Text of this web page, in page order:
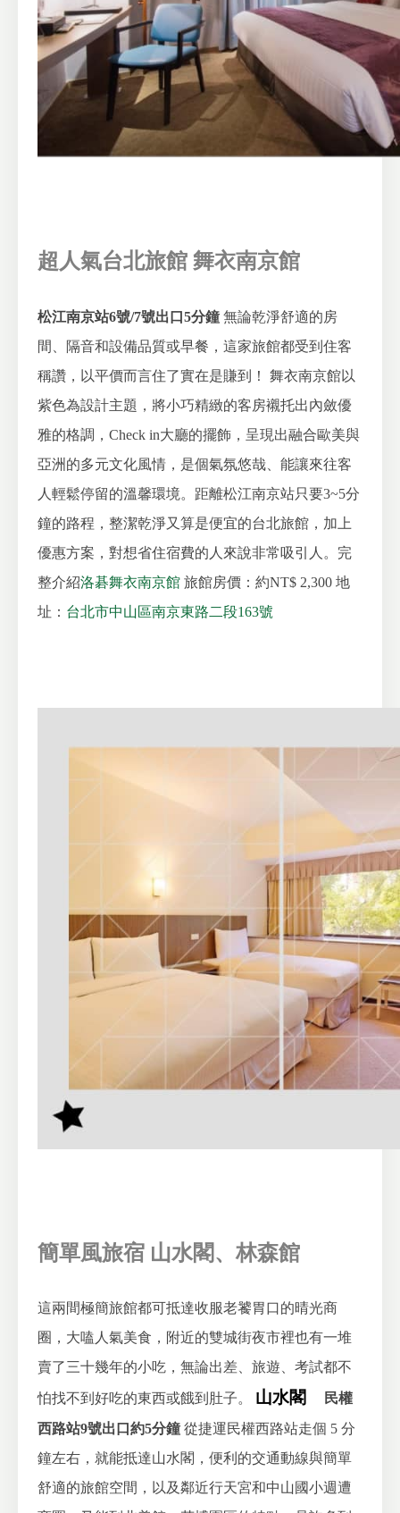
超人氣台北旅館 舞衣南京館
松江南京站6號/7號出口5分鐘 無論乾淨舒適的房
間、隔音和設備品質或早餐，這家旅館都受到住客
稱讚，以平價而言住了實在是賺到！
舞衣南京館以
紫色為設計主題，將小巧精緻的客房襯托出內斂優
雅的格調，Check in大廳的擺飾，呈現出融合歐美與
亞洲的多元文化風情，是個氣氛悠哉、能讓來往客
人輕鬆停留的溫馨環境。距離松江南京站只要3~5分
鐘的路程，整潔乾淨又算是便宜的台北旅館，加上
優惠方案，對想省住宿費的人來說非常吸引人。完
整介紹洛碁舞衣南京館 旅館房價：約NT$ 2,300 地
址： 台北市中山區南京東路二段163號
簡單風旅宿 山水閣、 林森館
這兩間極簡旅館都可抵達收服老饕胃口的晴光商
圈，大嗑人氣美食，附近的雙城街夜市裡也有一堆
賣了三十幾年的小吃，無論出差、旅遊、考試都不
怕找不到好吃的東西或餓到肚子。 山水閣
民權
西路站9號出口約5分鐘 從捷運民權西路站走個 5 分
鐘左右，就能抵達山水閣，便利的交通動線與簡單
舒適的旅館空間，以及鄰近行天宮和中山國小週遭